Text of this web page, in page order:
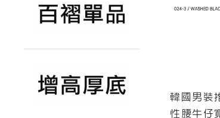
Cart
韓國男裝
性腰牛仔